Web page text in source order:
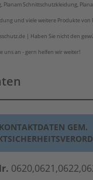
Planam Schnittschutzkleidung,
und viele weitere Produkte von
| Haben Sie nicht den
uns an - gern helfen wir weiter!
KONTAKTDATEN GEM.